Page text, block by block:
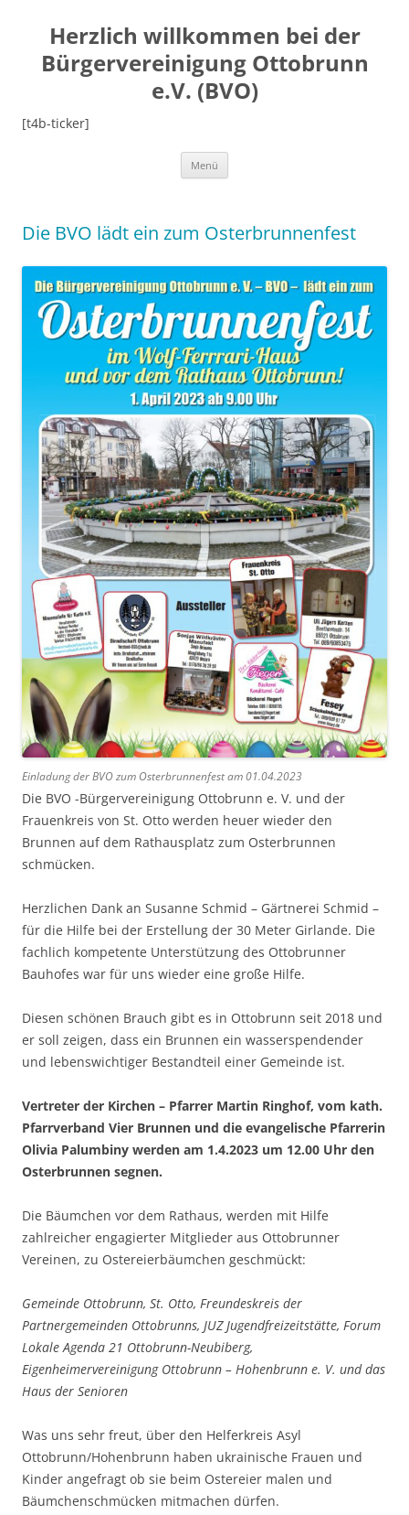
Herzlich willkommen bei der
Bürgervereinigung Ottobrunn
e.V. (BVO)
[t4b-ticker]
Menü
Die BVO lädt ein zum Osterbrunnenfest
Einladung der BVO zum Osterbrunnenfest am 01.04.2023
Die BVO -Bürgervereinigung Ottobrunn e. V. und der
Frauenkreis von St. Otto werden heuer wieder den
Brunnen auf dem Rathausplatz zum Osterbrunnen
schmücken.
Herzlichen Dank an Susanne Schmid – Gärtnerei Schmid –
für die Hilfe bei der Erstellung der 30 Meter Girlande. Die
fachlich kompetente Unterstützung des Ottobrunner
Bauhofes war für uns wieder eine große Hilfe.
Diesen schönen Brauch gibt es in Ottobrunn seit 2018 und
er soll zeigen, dass ein Brunnen ein wasserspendender
und lebenswichtiger Bestandteil einer Gemeinde ist.
Vertreter der Kirchen – Pfarrer Martin Ringhof, vom kath.
Pfarrverband Vier Brunnen und die evangelische Pfarrerin
Olivia Palumbiny werden am 1.4.2023 um 12.00 Uhr den
Osterbrunnen segnen.
Die Bäumchen vor dem Rathaus, werden mit Hilfe
zahlreicher engagierter Mitglieder aus Ottobrunner
Vereinen, zu Ostereierbäumchen geschmückt:
Gemeinde Ottobrunn, St. Otto, Freundeskreis der
Partnergemeinden Ottobrunns, JUZ Jugendfreizeitstätte, Forum
Lokale Agenda 21 Ottobrunn-Neubiberg,
Eigenheimervereinigung Ottobrunn – Hohenbrunn e. V. und das
Haus der Senioren
Was uns sehr freut, über den Helferkreis Asyl
Ottobrunn/Hohenbrunn haben ukrainische Frauen und
Kinder angefragt ob sie beim Ostereier malen und
Bäumchenschmücken mitmachen dürfen.